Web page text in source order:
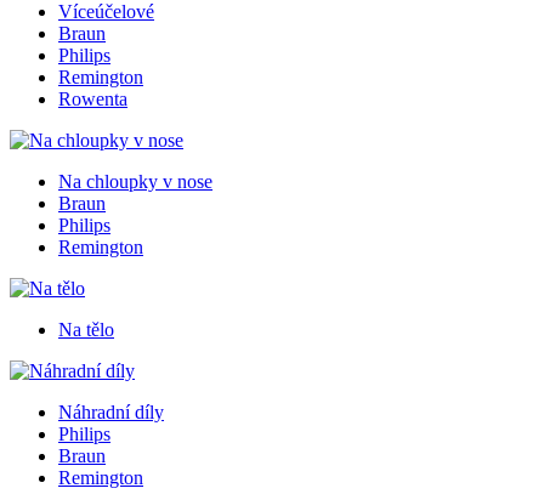
Víceúčelové
Braun
Philips
Remington
Rowenta
Na chloupky v nose
Braun
Philips
Remington
Na tělo
Náhradní díly
Philips
Braun
Remington